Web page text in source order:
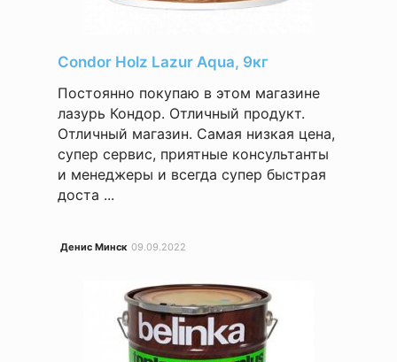
Condor Holz Lazur Aqua, 9кг
Постоянно покупаю в этом магазине
лазурь Кондор. Отличный продукт.
Отличный магазин. Самая низкая цена,
супер сервис, приятные консультанты
и менеджеры и всегда супер быстрая
доста ...
Денис Минск 09.09.2022